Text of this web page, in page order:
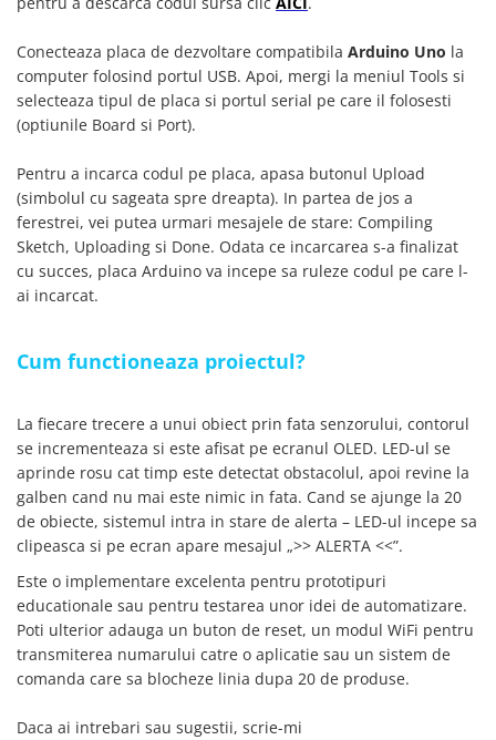
Conecteaza placa de dezvoltare compatibila Arduino Uno la
computer folosind portul USB. Apoi, mergi la meniul Tools si
selecteaza tipul de placa si portul serial pe care il folosesti
(optiunile Board si Port).
Pentru a incarca codul pe placa, apasa butonul Upload
(simbolul cu sageata spre dreapta). In partea de jos a
ferestrei, vei putea urmari mesajele de stare: Compiling
Sketch, Uploading si Done. Odata ce incarcarea s-a finalizat
cu succes, placa Arduino va incepe sa ruleze codul pe care l-
ai incarcat.
Cum functioneaza proiectul?
La fiecare trecere a unui obiect prin fata senzorului, contorul
se incrementeaza si este afisat pe ecranul OLED. LED-ul se
aprinde rosu cat timp este detectat obstacolul, apoi revine la
galben cand nu mai este nimic in fata. Cand se ajunge la 20
de obiecte, sistemul intra in stare de alerta – LED-ul incepe sa
clipeasca si pe ecran apare mesajul „>> ALERTA <<”.
Este o implementare excelenta pentru prototipuri
educationale sau pentru testarea unor idei de automatizare.
Poti ulterior adauga un buton de reset, un modul WiFi pentru
transmiterea numarului catre o aplicatie sau un sistem de
comanda care sa blocheze linia dupa 20 de produse.
Daca ai intrebari sau sugestii, scrie-mi